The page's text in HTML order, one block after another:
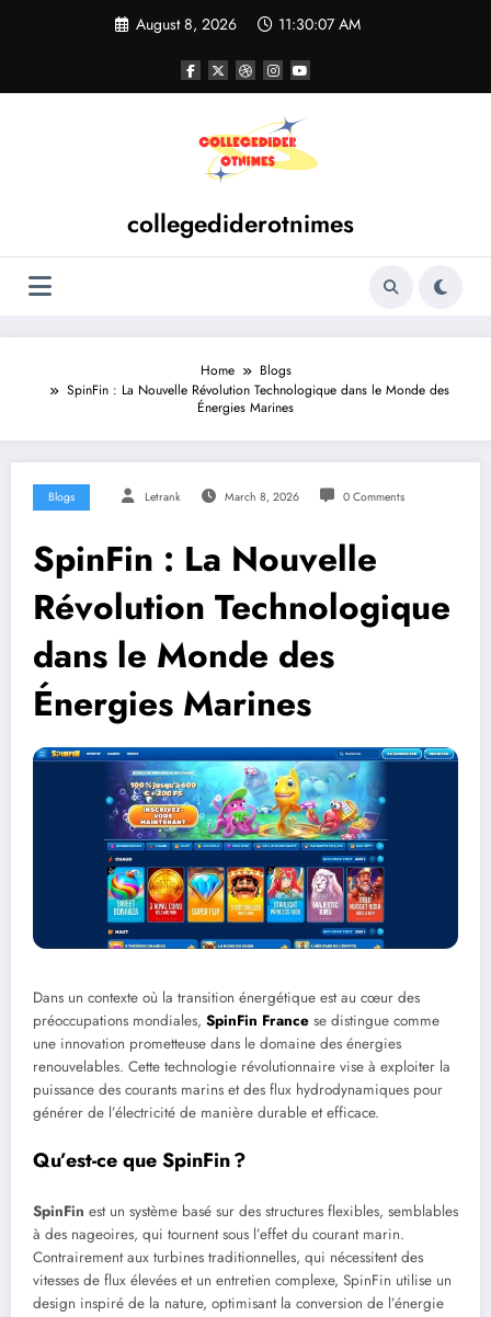
August 8, 2026 11:30:08 AM
collegediderotnimes
Home
Blogs
SpinFin : La Nouvelle Révolution Technologique dans le Monde des
Énergies Marines
Blogs Letrank March 8, 2026 0 Comments
SpinFin : La Nouvelle
Révolution Technologique
dans le Monde des
Énergies Marines
Dans un contexte où la transition énergétique est au cœur des
préoccupations mondiales, SpinFin France se distingue comme
une innovation prometteuse dans le domaine des énergies
renouvelables. Cette technologie révolutionnaire vise à exploiter la
puissance des courants marins et des flux hydrodynamiques pour
générer de l’électricité de manière durable et efficace.
Qu’est-ce que SpinFin ?
SpinFin est un système basé sur des structures flexibles, semblables
à des nageoires, qui tournent sous l’effet du courant marin.
Contrairement aux turbines traditionnelles, qui nécessitent des
vitesses de flux élevées et un entretien complexe, SpinFin utilise un
design inspiré de la nature, optimisant la conversion de l’énergie